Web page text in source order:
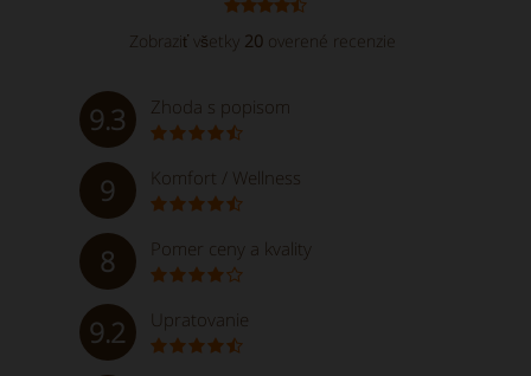
Zobraziť všetky 20 overené recenzie
9.3 Zhoda s popisom
9 Komfort / Wellness
8 Pomer ceny a kvality
9.2 Upratovanie